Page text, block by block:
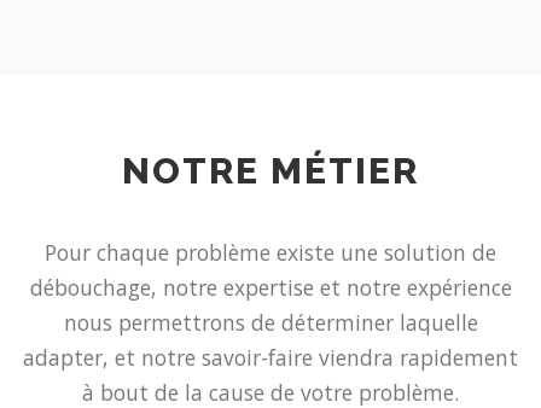
NOTRE MÉTIER
Pour chaque problème existe une solution de
débouchage, notre expertise et notre expérience
nous permettrons de déterminer laquelle
adapter, et notre savoir-faire viendra rapidement
à bout de la cause de votre problème.